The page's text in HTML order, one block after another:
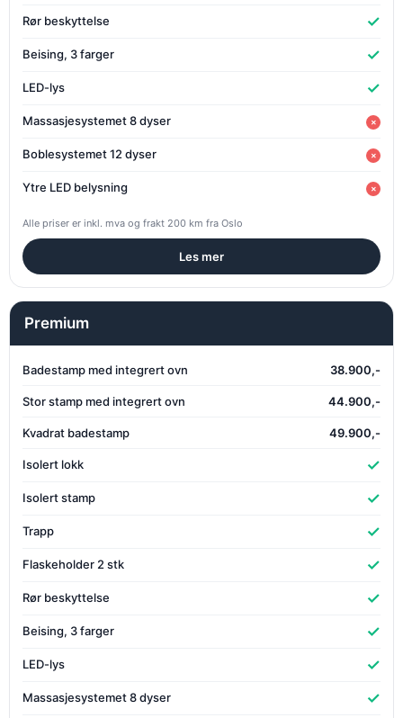
Rør beskyttelse ✓
Beising, 3 farger ✓
LED-lys ✓
Massasjesystemet 8 dyser ×
Boblesystemet 12 dyser ×
Ytre LED belysning ×
Alle priser er inkl. mva og frakt 200 km fra Oslo
Les mer
Premium
Badestamp med integrert ovn 38.900,-
Stor stamp med integrert ovn 44.900,-
Kvadrat badestamp 49.900,-
Isolert lokk ✓
Isolert stamp ✓
Trapp ✓
Flaskeholder 2 stk ✓
Rør beskyttelse ✓
Beising, 3 farger ✓
LED-lys ✓
Massasjesystemet 8 dyser ✓